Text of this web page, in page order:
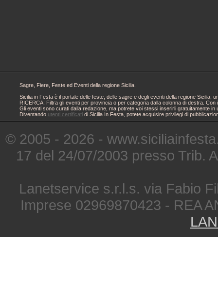
Sagre, Fiere, Feste ed Eventi della regione Sicilia.
Sicilia in Festa è il portale delle feste, delle sagre e degli eventi della regione
RICERCA: Filtra gli eventi per provincia o per categoria dalla colonna di destra.
Gli eventi sono curati dalla redazione, ma potrete voi stessi inserirli gratuitamente
Diventando utenti certificati di Sicilia In Festa, potete acquisire privilegi di
© 2005 - 2026 -
17 del 24/07/2003 presso Trib.
Lanetservice s.r.l.s. via Fabio
Imprese 02969870423 - REA